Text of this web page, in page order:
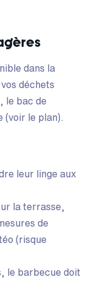
dans la
déchets
le bac de
(voir le plan).
leur linge aux
la terrasse,
de
(risque
le barbecue doit